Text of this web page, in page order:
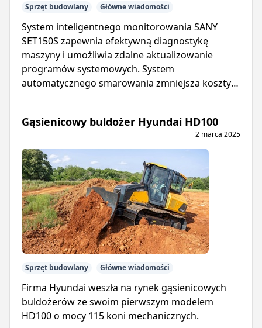
Sprzęt budowlany Główne wiadomości
System inteligentnego monitorowania SANY
SET150S zapewnia efektywną diagnostykę
maszyny i umożliwia zdalne aktualizowanie
programów systemowych. System
automatycznego smarowania zmniejsza koszty
Gąsienicowy buldożer Hyundai HD100
2 marca 2025
Sprzęt budowlany Główne wiadomości
Firma Hyundai weszła na rynek gąsienicowych
buldożerów ze swoim pierwszym modelem
HD100 o mocy 115 koni mechanicznych.